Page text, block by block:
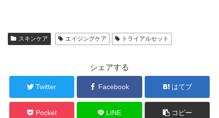
スキンケア エイジングケア トライアルセット
シェアする
Twitter Facebook はてブ
Pocket LINE コピー